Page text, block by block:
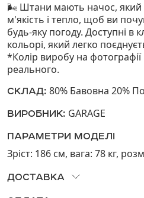
🌬️ Штани мають начос, який
м'якість і тепло, щоб ви
будь-яку погоду. Доступні в
кольорі, який легко
*Колір виробу на фотографії
реального.
СКЛАД: 80% Бавовна 20%
ВИРОБНИК: GARAGE
ПАРАМЕТРИ МОДЕЛІ
Зріст: 186 см, вага: 78 кг,
ДОСТАВКА